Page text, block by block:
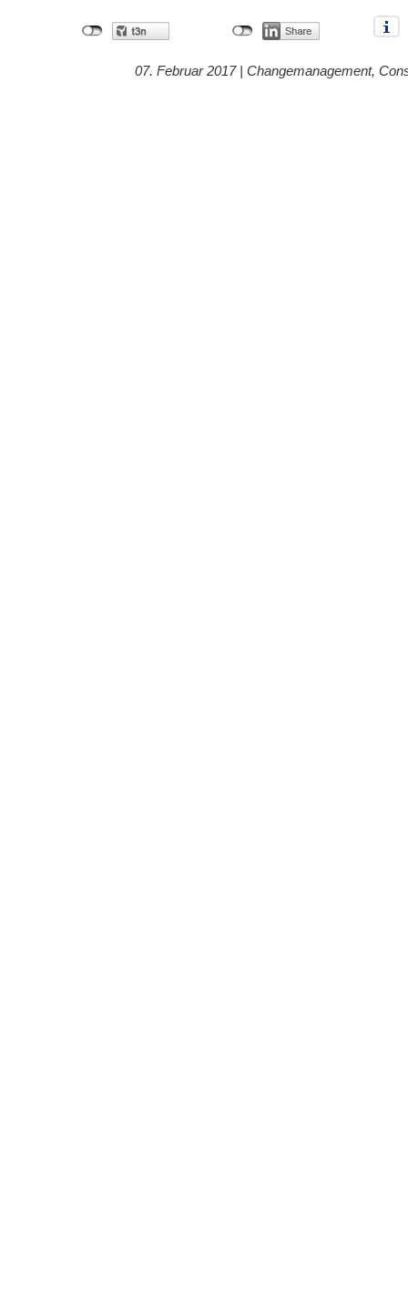
07. Februar 2017 | Changemanagement,